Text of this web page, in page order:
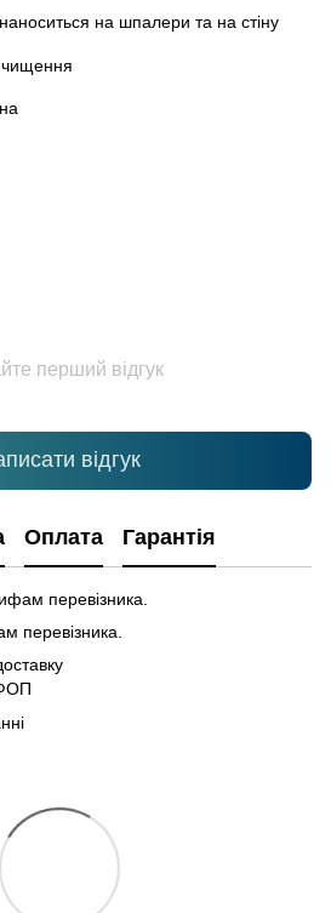
на шпалери та на стіну
чищення
перший відгук
відгук
Оплата Гарантія
перевізника.
перевізника.